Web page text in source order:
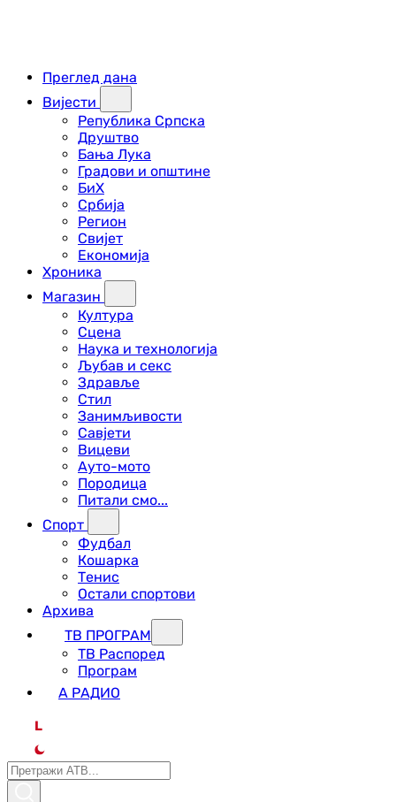
Преглед дана
Вијести
Република Српска
Друштво
Бања Лука
Градови и општине
БиХ
Србија
Регион
Свијет
Економија
Хроника
Магазин
Култура
Сцена
Наука и технологија
Љубав и секс
Здравље
Стил
Занимљивости
Савјети
Вицеви
Ауто-мото
Породица
Питали смо...
Спорт
Фудбал
Кошарка
Тенис
Остали спортови
Архива
ТВ ПРОГРАМ
ТВ Распоред
Програм
А РАДИО
L